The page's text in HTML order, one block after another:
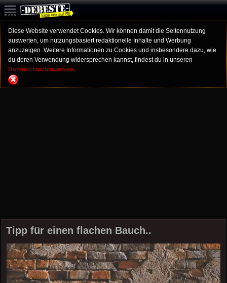
Diese Website verwendet Cookies. Wir können damit die Seitennutzung
auswerten, um nutzungsbasiert redaktionelle Inhalte und Werbung
anzuzeigen. Weitere Informationen zu Cookies und insbesondere dazu, wie
du deren Verwendung widersprechen kannst, findest du in unseren
Datenschutzhinweisen.
Tipp für einen flachen Bauch..